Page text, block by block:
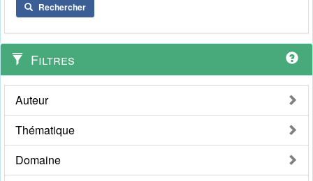
Rechercher
Filtres
Auteur
Thématique
Domaine